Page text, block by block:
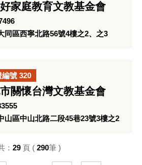
家庭教育文教基金會
同區西寧北路56號4樓之2、之3
號 320
關懷台灣文教基金會
山區中山北路二段45巷23號3樓之2
： 29 頁 ( 290筆 )